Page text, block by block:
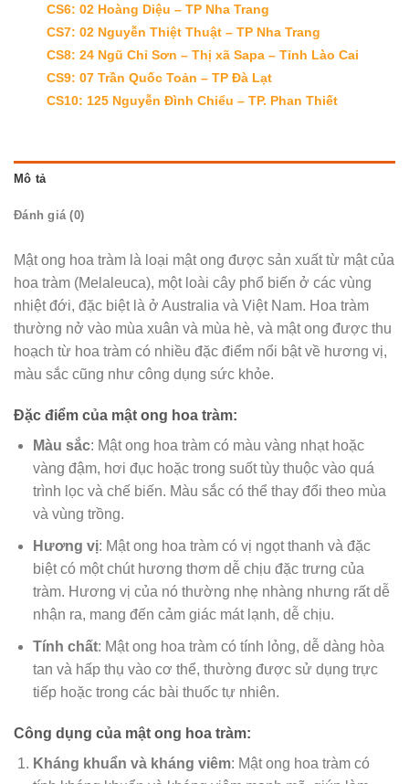
CS6: 02 Hoàng Diệu – TP Nha Trang
CS7: 02 Nguyễn Thiệt Thuật – TP Nha Trang
CS8: 24 Ngũ Chỉ Sơn – Thị xã Sapa – Tỉnh Lào Cai
CS9: 07 Trần Quốc Toản – TP Đà Lạt
CS10: 125 Nguyễn Đình Chiểu – TP. Phan Thiết
Mô tả
Đánh giá (0)
Mật ong hoa tràm là loại mật ong được sản xuất từ mật của
hoa tràm (Melaleuca), một loài cây phổ biến ở các vùng
nhiệt đới, đặc biệt là ở Australia và Việt Nam. Hoa tràm
thường nở vào mùa xuân và mùa hè, và mật ong được thu
hoạch từ hoa tràm có nhiều đặc điểm nổi bật về hương vị,
màu sắc cũng như công dụng sức khỏe.
Đặc điểm của mật ong hoa tràm:
Màu sắc: Mật ong hoa tràm có màu vàng nhạt hoặc
vàng đậm, hơi đục hoặc trong suốt tùy thuộc vào quá
trình lọc và chế biến. Màu sắc có thể thay đổi theo mùa
và vùng trồng.
Hương vị: Mật ong hoa tràm có vị ngọt thanh và đặc
biệt có một chút hương thơm dễ chịu đặc trưng của
tràm. Hương vị của nó thường nhẹ nhàng nhưng rất dễ
nhận ra, mang đến cảm giác mát lạnh, dễ chịu.
Tính chất: Mật ong hoa tràm có tính lỏng, dễ dàng hòa
tan và hấp thụ vào cơ thể, thường được sử dụng trực
tiếp hoặc trong các bài thuốc tự nhiên.
Công dụng của mật ong hoa tràm:
Kháng khuẩn và kháng viêm: Mật ong hoa tràm có